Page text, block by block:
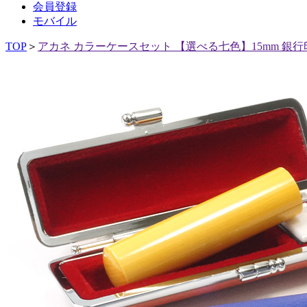
会員登録
モバイル
TOP ＞ アカネ カラーケースセット 【選べる七色】15mm 銀行